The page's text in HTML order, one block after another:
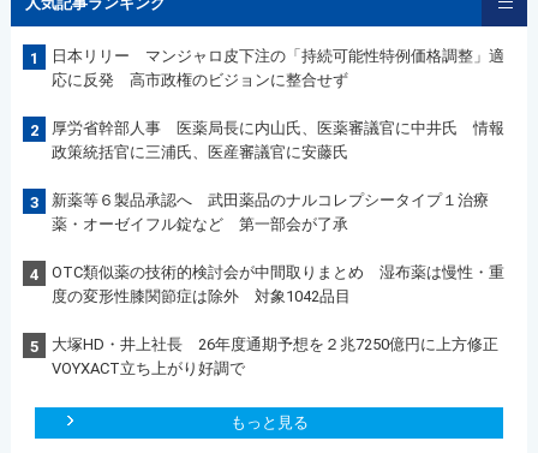
1
日本リリー マンジャロ皮下注の「持続可能性特例価格調整」適
応に反発 高市政権のビジョンに整合せず
2
厚労省幹部人事 医薬局長に内山氏、医薬審議官に中井氏 情報
政策統括官に三浦氏、医産審議官に安藤氏
3
新薬等６製品承認へ 武田薬品のナルコレプシータイプ１治療
薬・オーゼイフル錠など 第一部会が了承
4
OTC類似薬の技術的検討会が中間取りまとめ 湿布薬は慢性・重
度の変形性膝関節症は除外 対象1042品目
5
大塚HD・井上社長 26年度通期予想を２兆7250億円に上方修正
VOYXACT立ち上がり好調で
もっと見る